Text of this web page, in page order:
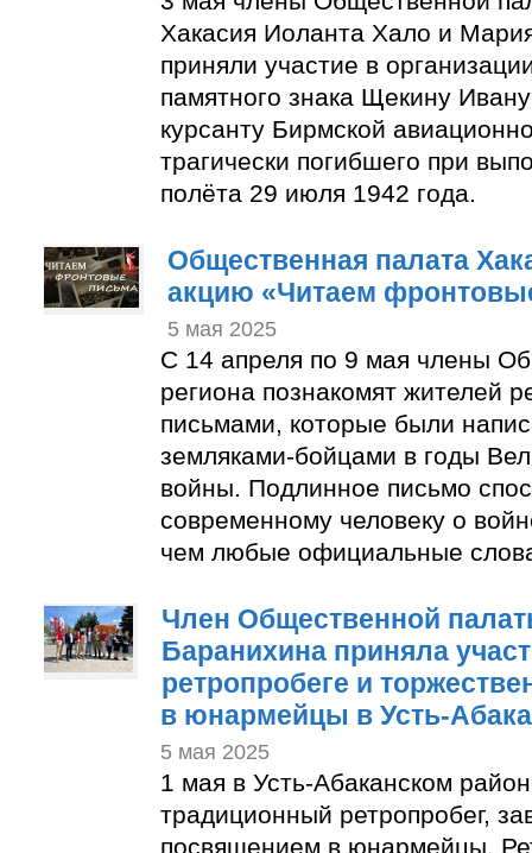
Хакасия Иоланта Хало и
приняли участие в
памятного знака Щекину
курсанту Бирмской
трагически погибшего при
полёта 29 июля 1942 года.
Общественная палата
акцию «Читаем
5 мая 2025
С 14 апреля по 9 мая члены
региона познакомят жителей
письмами, которые были
земляками-бойцами в годы
войны. Подлинное письмо
современному человеку о
чем любые официальные
Член Общественной
Баранихина приняла
ретропробеге и
в юнармейцы в Усть-
5 мая 2025
1 мая в Усть-Абаканском
традиционный ретропробег,
посвящением в юнармейцы.